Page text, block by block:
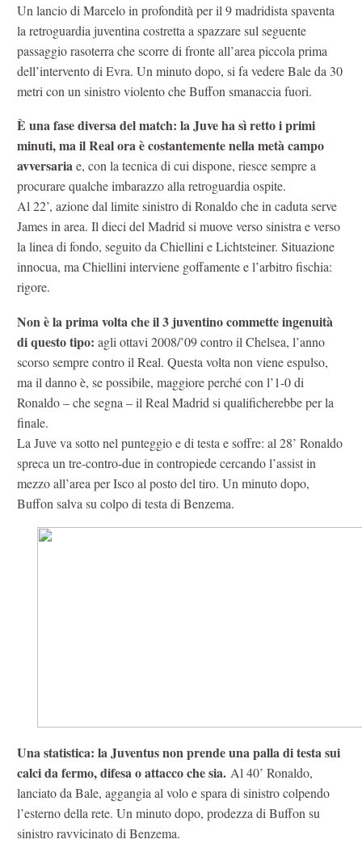
Un lancio di Marcelo in profondità per il 9 madridista spaventa
la retroguardia juventina costretta a spazzare sul seguente
passaggio rasoterra che scorre di fronte all’area piccola prima
dell’intervento di Evra. Un minuto dopo, si fa vedere Bale da 30
metri con un sinistro violento che Buffon smanaccia fuori.
È una fase diversa del match: la Juve ha sì retto i primi
minuti, ma il Real ora è costantemente nella metà campo
avversariae, con la tecnica di cui dispone, riesce sempre a
procurare qualche imbarazzo alla retroguardia ospite.
Al 22’, azione dal limite sinistro di Ronaldo che in caduta serve
James in area. Il dieci del Madrid si muove verso sinistra e verso
la linea di fondo, seguito da Chiellini e Lichtsteiner. Situazione
innocua, ma Chiellini interviene goffamente e l’arbitro fischia:
rigore.
Non è la prima volta che il 3 juventino commette ingenuità
di questo tipo: agli ottavi 2008/’09 contro il Chelsea, l’anno
scorso sempre contro il Real. Questa volta non viene espulso,
ma il danno è, se possibile, maggiore perché con l’1-0 di
Ronaldo – che segna – il Real Madrid si qualificherebbe per la
finale.
La Juve va sotto nel punteggio e di testa e soffre: al 28’ Ronaldo
spreca un tre-contro-due in contropiede cercando l’assist in
mezzo all’area per Isco al posto del tiro. Un minuto dopo,
Buffon salva su colpo di testa di Benzema.
Una statistica: la Juventus non prende una palla di testa sui
calci da fermo, difesa o attacco che sia. Al 40’ Ronaldo,
lanciato da Bale, aggangia al volo e spara di sinistro colpendo
l’esterno della rete. Un minuto dopo, prodezza di Buffon su
sinistro ravvicinato di Benzema.